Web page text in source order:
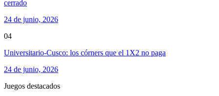
cerrado
24 de junio, 2026
04
Universitario-Cusco: los córners que el 1X2 no paga
24 de junio, 2026
Juegos destacados